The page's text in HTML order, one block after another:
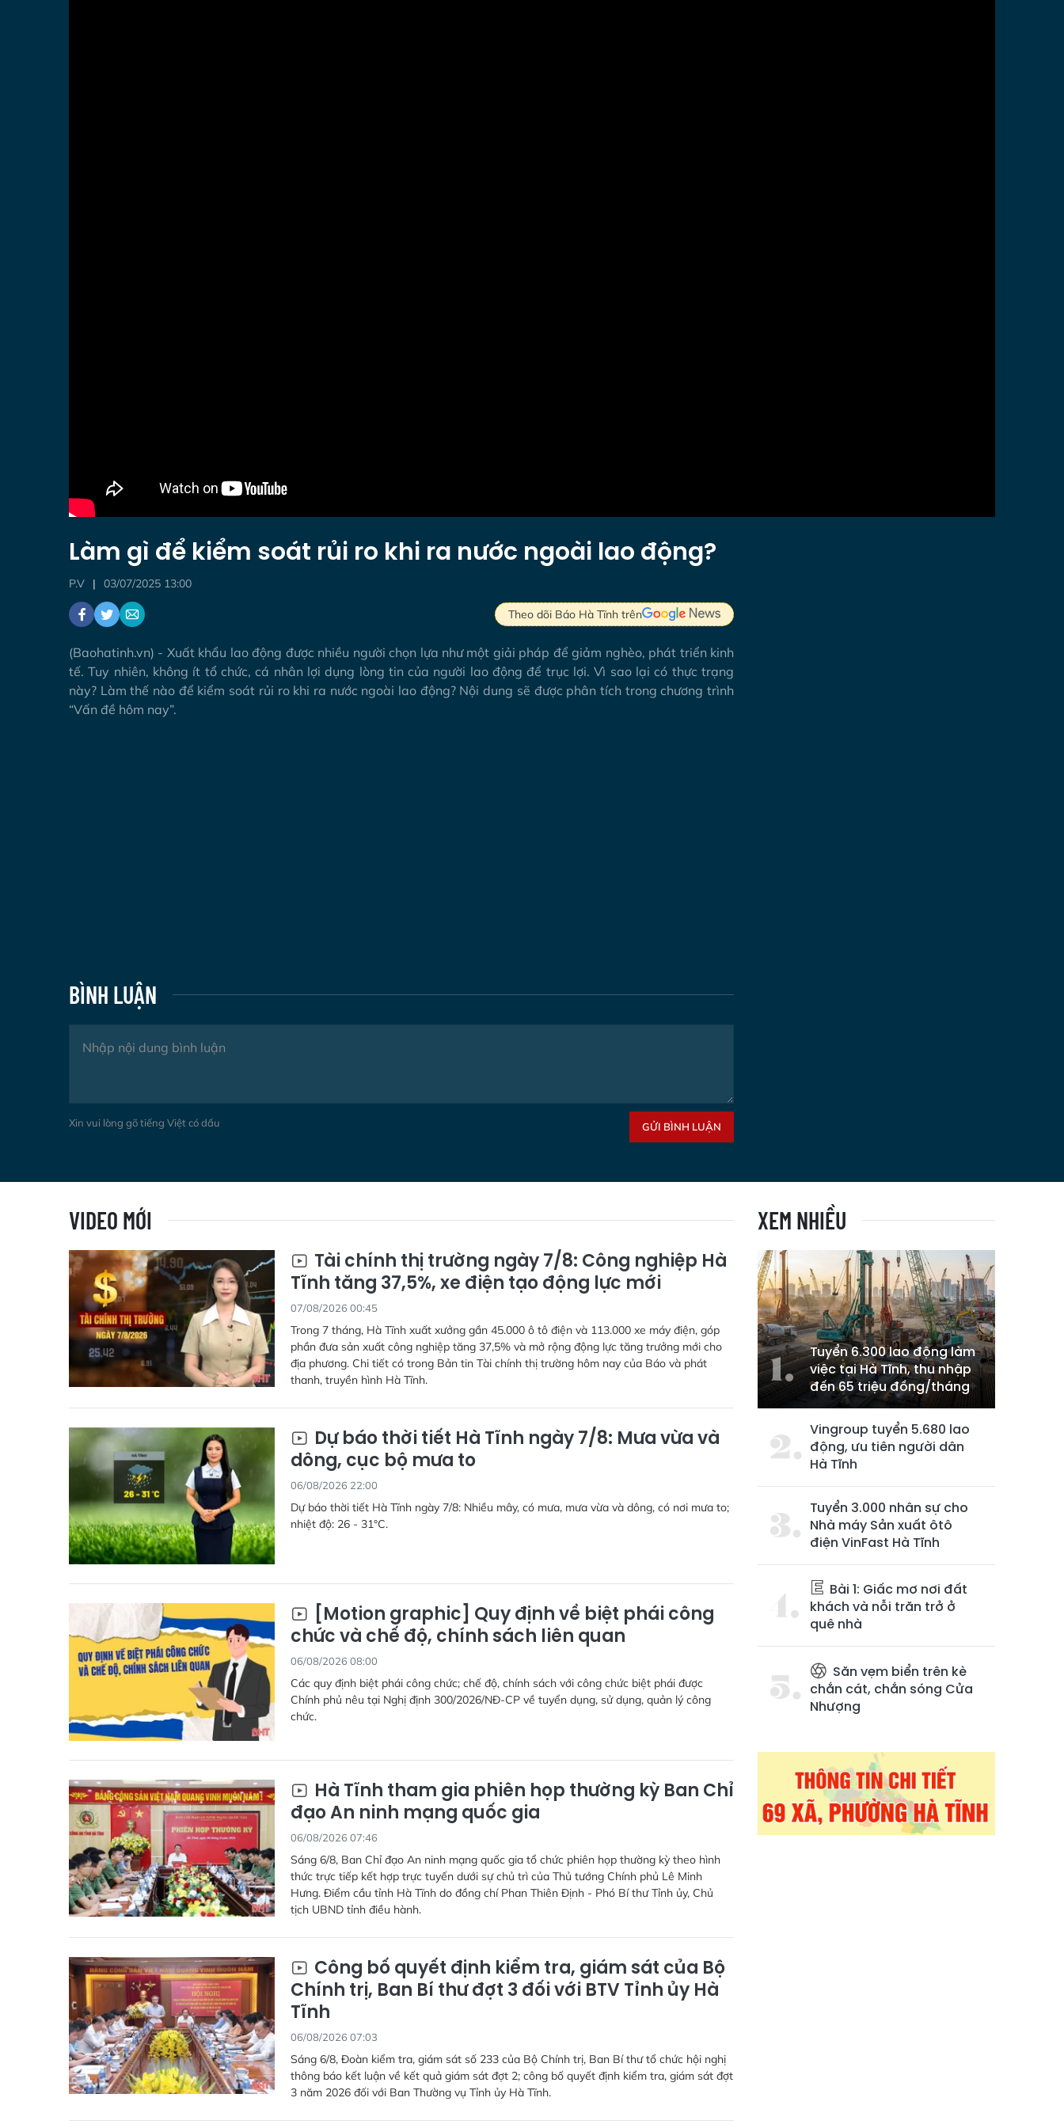
Làm gì để kiểm soát rủi ro khi ra nước ngoài lao động?
P.V 03/07/2025 13:00
Theo dõi Báo Hà Tĩnh trên
(Baohatinh.vn) - Xuất khẩu lao động được nhiều người chọn lựa như một giải pháp để giảm nghèo, phát triển kinh
tế. Tuy nhiên, không ít tổ chức, cá nhân lợi dụng lòng tin của người lao động để trục lợi. Vì sao lại có thực trạng
này? Làm thế nào để kiểm soát rủi ro khi ra nước ngoài lao động? Nội dung sẽ được phân tích trong chương trình
“Vấn đề hôm nay”.
BÌNH LUẬN
Xin vui lòng gõ tiếng Việt có dấu GỬI BÌNH LUẬN
VIDEO MỚI
Tài chính thị trường ngày 7/8: Công nghiệp Hà
Tĩnh tăng 37,5%, xe điện tạo động lực mới
07/08/2026 00:45
Trong 7 tháng, Hà Tĩnh xuất xưởng gần 45.000 ô tô điện và 113.000 xe máy điện, góp
phần đưa sản xuất công nghiệp tăng 37,5% và mở rộng động lực tăng trưởng mới cho
địa phương. Chi tiết có trong Bản tin Tài chính thị trường hôm nay của Báo và phát
thanh, truyền hình Hà Tĩnh.
Dự báo thời tiết Hà Tĩnh ngày 7/8: Mưa vừa và
dông, cục bộ mưa to
06/08/2026 22:00
Dự báo thời tiết Hà Tĩnh ngày 7/8: Nhiều mây, có mưa, mưa vừa và dông, có nơi mưa to;
nhiệt độ: 26 - 31°C.
[Motion graphic] Quy định về biệt phái công
chức và chế độ, chính sách liên quan
06/08/2026 08:00
Các quy định biệt phái công chức; chế độ, chính sách với công chức biệt phái được
Chính phủ nêu tại Nghị định 300/2026/NĐ-CP về tuyển dụng, sử dụng, quản lý công
chức.
Hà Tĩnh tham gia phiên họp thường kỳ Ban Chỉ
đạo An ninh mạng quốc gia
06/08/2026 07:46
Sáng 6/8, Ban Chỉ đạo An ninh mạng quốc gia tổ chức phiên họp thường kỳ theo hình
thức trực tiếp kết hợp trực tuyến dưới sự chủ trì của Thủ tướng Chính phủ Lê Minh
Hưng. Điểm cầu tỉnh Hà Tĩnh do đồng chí Phan Thiên Định - Phó Bí thư Tỉnh ủy, Chủ
tịch UBND tỉnh điều hành.
Công bố quyết định kiểm tra, giám sát của Bộ
Chính trị, Ban Bí thư đợt 3 đối với BTV Tỉnh ủy Hà
Tĩnh
06/08/2026 07:03
Sáng 6/8, Đoàn kiểm tra, giám sát số 233 của Bộ Chính trị, Ban Bí thư tổ chức hội nghị
thông báo kết luận về kết quả giám sát đợt 2; công bố quyết định kiểm tra, giám sát đợt
3 năm 2026 đối với Ban Thường vụ Tỉnh ủy Hà Tĩnh.
XEM NHIỀU
Tuyển 6.300 lao động làm
việc tại Hà Tĩnh, thu nhập
đến 65 triệu đồng/tháng
Vingroup tuyển 5.680 lao
động, ưu tiên người dân
Hà Tĩnh
Tuyển 3.000 nhân sự cho
Nhà máy Sản xuất ôtô
điện VinFast Hà Tĩnh
Bài 1: Giấc mơ nơi đất
khách và nỗi trăn trở ở
quê nhà
Săn vẹm biển trên kè
chắn cát, chắn sóng Cửa
Nhượng